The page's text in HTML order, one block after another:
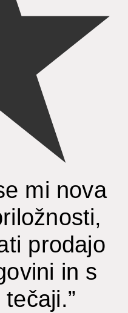
mi nova
prodajo
in s